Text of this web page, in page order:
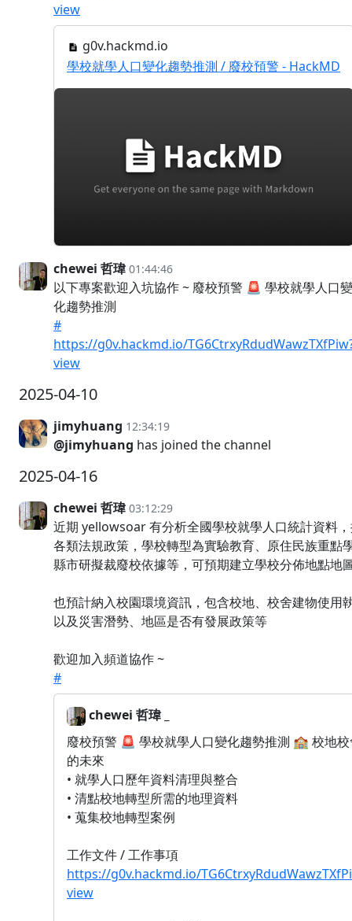
view
g0v.hackmd.io
學校就學人口變化趨勢推測 / 廢校預警 - HackMD
chewei 哲瑋 01:44:46
以下專案歡迎入坑協作 ~ 廢校預警 🚨 學校就學人口變
化趨勢推測
#
https://g0v.hackmd.io/
view
2025-04-10
jimyhuang 12:34:19
@jimyhuang has joined the channel
2025-04-16
chewei 哲瑋 03:12:29
近期 yellowsoar 有分析全國學校就學人口統計資料
各類法規政策，學校轉型為實驗教育、原住民族重點
縣市研擬裁廢校依據等，可預期建立學校分佈地點地
也預計納入校園環境資訊，包含校地、校舍建物使用
以及災害潛勢、地區是否有發展政策等
歡迎加入頻道協作 ~
#
chewei 哲瑋 _
廢校預警 🚨 學校就學人口變化趨勢推測 🏫 校地
的未來
• 就學人口歷年資料清理與整合
• 清點校地轉型所需的地理資料
• 蒐集校地轉型案例
工作文件 / 工作事項
https://g0v.hackmd.io/
view